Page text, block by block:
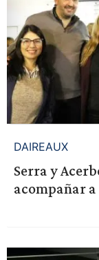
DAIREAUX
Serra y
acompañar